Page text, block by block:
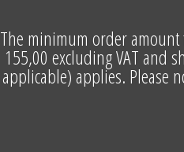
The minimum order
155,00 excluding VAT and
applicable) applies. Please